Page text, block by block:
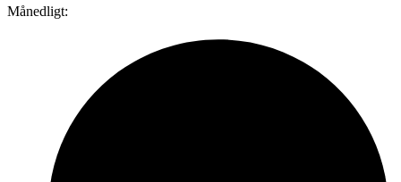
Månedligt: